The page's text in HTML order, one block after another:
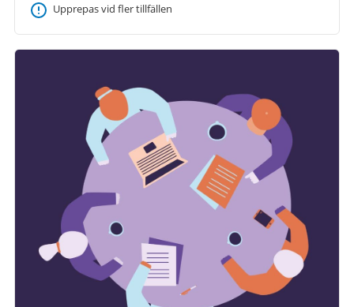
Upprepas vid fler tillfällen